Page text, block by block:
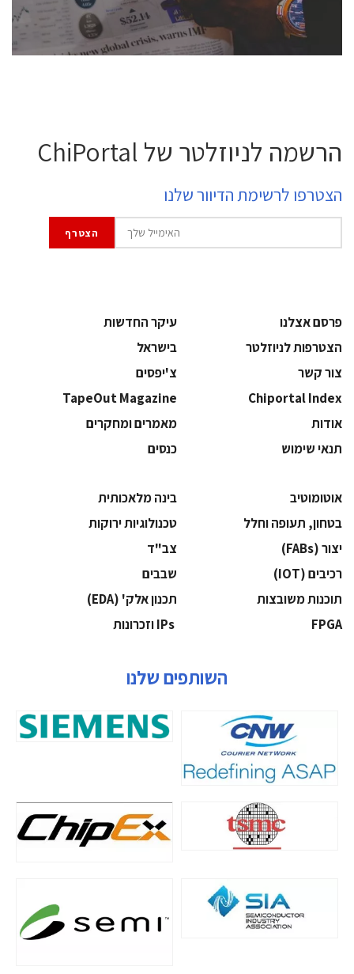
לחץ לפרטים
הרשמה לניוזלטר של ChiPortal
הצטרפו לרשימת הדיוור שלנו
פרסם אצלנו
עיקר החדשות
הצטרפות לניוזלטר
בישראל
צור קשר
צ'יפסים
Chiportal Index
TapeOut Magazine
אודות
מאמרים ומחקרים
תנאי שימוש
כנסים
אוטומוטיב
בינה מלאכותית
בטחון, תעופה וחלל
‫טכנולוגיות ירוקות‬
‫יצור (‪(FABs‬‬
‫צב"ד‬
‫רכיבים‬ (IOT)
‫שבבים‬
‫תוכנות משובצות‬
‫תכנון אלק' (‪(EDA‬‬
‫‪FPGA‬‬
השותפים שלנו